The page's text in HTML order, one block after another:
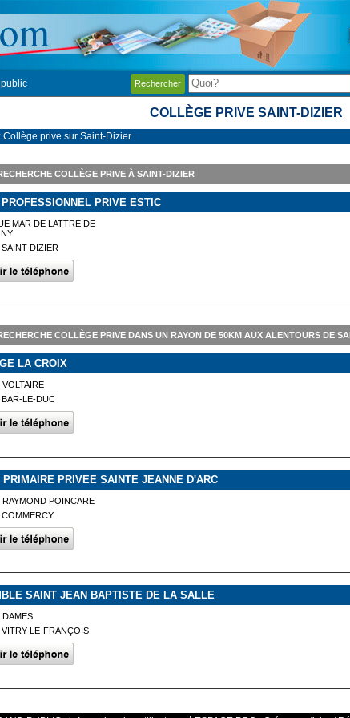
Rechercher
COLLÈGE PRIVE SAINT-DIZIER
Collège prive sur Saint-Dizier
COLLÈGE PRIVE À SAINT-DIZIER
PROFESSIONNEL PRIVE ESTIC
MAR DE LATTRE DE
DIZIER
COLLÈGE PRIVE DANS UN RAYON DE 50KM AUX ALENTOURS DE
LA CROIX
VOLTAIRE
LE-DUC
PRIMAIRE PRIVEE SAINTE JEANNE D'ARC
RAYMOND POINCARE
SAINT JEAN BAPTISTE DE LA SALLE
DAMES
LE-FRANÇOIS